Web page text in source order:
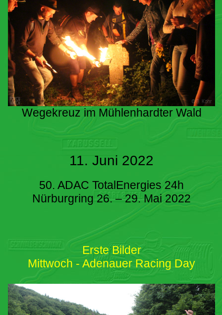
Wegekreuz im Mühlenhardter Wald
11. Juni 2022
50. ADAC TotalEnergies 24h
Nürburgring 26. – 29. Mai 2022
Erste Bilder
Mittwoch - Adenauer Racing Day